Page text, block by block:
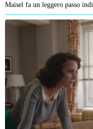
Maisel fa un leggero passo